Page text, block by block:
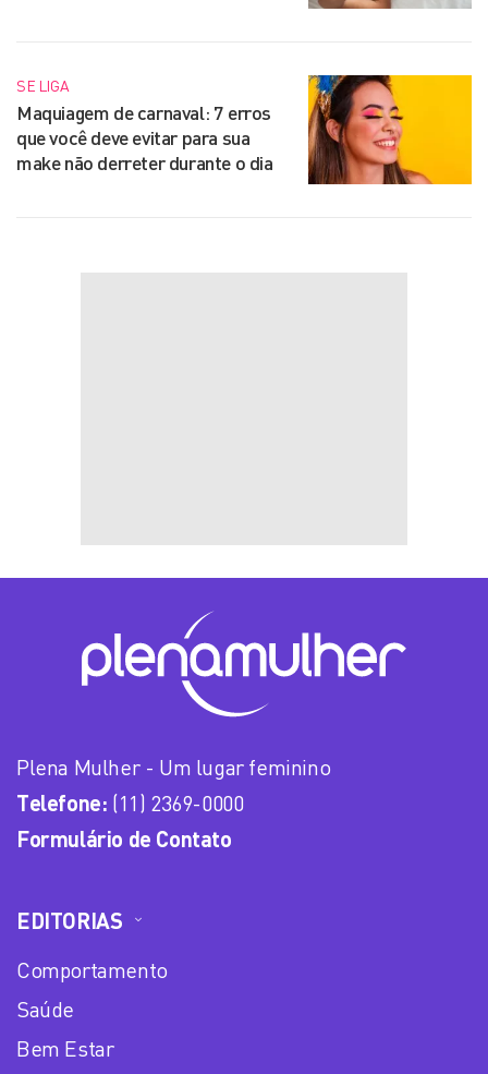
SE LIGA
Maquiagem de carnaval: 7 erros
que você deve evitar para sua
make não derreter durante o dia
Plena Mulher - Um lugar feminino
Telefone: (11) 2369-0000
Formulário de Contato
EDITORIAS
Comportamento
Saúde
Bem Estar